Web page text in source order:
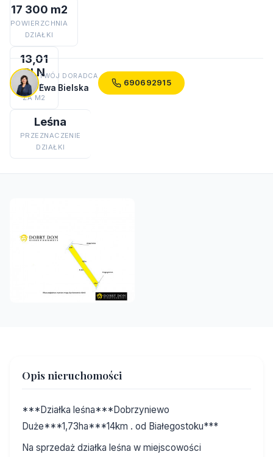
17 300 m2
POWIERZCHNIA
DZIAŁKI
13,01
PLN
CENA
ZA M2
Leśna
PRZEZNACZENIE
DZIAŁKI
TWÓJ DORADCA
Ewa Bielska 690692915
Opis nieruchomości
***Działka leśna***Dobrzyniewo
Duże***1,73ha***14km . od Białegostoku***
Na sprzedaż działka leśna w miejscowości